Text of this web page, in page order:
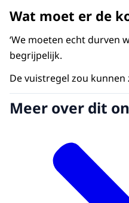
Wat moet er de
‘We moeten echt durven
begrijpelijk.
De vuistregel zou
Meer over dit